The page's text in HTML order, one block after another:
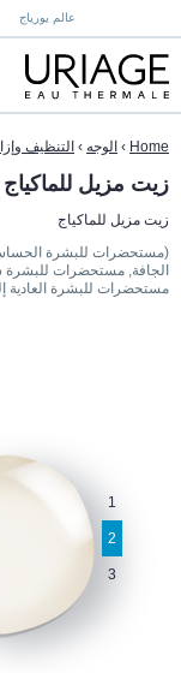
عالم يورياج
Home
› الوجه › التنظيف
زيت مزيل للماكياج
زيت مزيل للماكياج
(مستحضرات للبشرة
الجافة, مستحضرات
مستحضرات للبشرة العادية
1
2
3